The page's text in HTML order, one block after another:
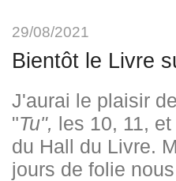
29/08/2021
Bientôt le Livre
J'aurai le plaisir
"Tu", les 10, 11,
du Hall du Livre.
jours de folie